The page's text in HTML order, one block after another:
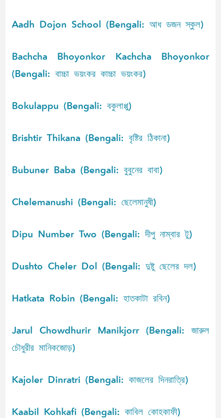
Aadh Dojon School (Bengali: আধ ডজন স্কুল)
Bachcha Bhoyonkor Kachcha Bhoyonkor
(Bengali: বাচ্চা ভয়ংকর কাচ্চা ভয়ংকর)
Bokulappu (Bengali: বকুলাপ্পু)
Brishtir Thikana (Bengali: বৃষ্টির ঠিকানা)
Bubuner Baba (Bengali: বুবুনের বাবা)
Chelemanushi (Bengali: ছেলেমানুষী)
Dipu Number Two (Bengali: দীপু নাম্বার টু)
Dushto Cheler Dol (Bengali: দুষ্টু ছেলের দল)
Hatkata Robin (Bengali: হাতকাটা রবিন)
Jarul Chowdhurir Manikjorr (Bengali: জারুল
চৌধুরীর মানিকজোড়)
Kajoler Dinratri (Bengali: কাজলের দিনরাত্রি)
Kaabil Kohkafi (Bengali: কাবিল কোহকাফী)